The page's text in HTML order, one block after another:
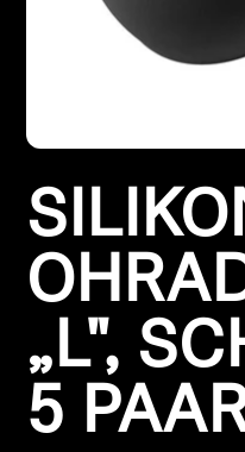
Kopfhörer-Ersatzteile &
Hearing
TV-Kopfhörer
Hörer-Ressourcen
Original-Hörteile &
„L",
5